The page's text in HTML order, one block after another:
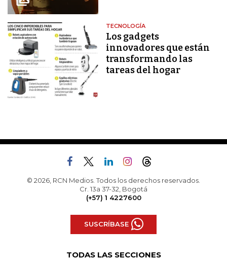
TECNOLOGÍA
Los gadgets
innovadores que están
transformando las
tareas del hogar
© 2026, RCN Medios. Todos los derechos reservados.
Cr. 13a 37-32, Bogotá
(+57) 1 4227600
SUSCRÍBASE
TODAS LAS SECCIONES